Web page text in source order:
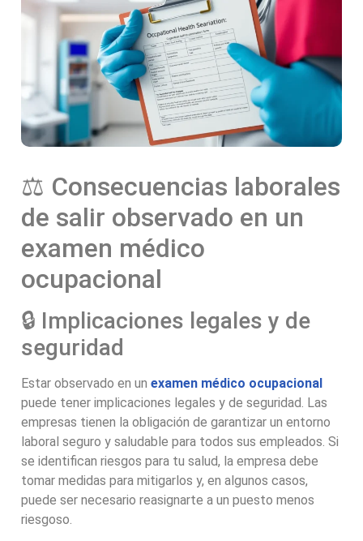
⚖️ Consecuencias laborales
de salir observado en un
examen médico
ocupacional
🔒 Implicaciones legales y de
seguridad
Estar observado en un examen médico ocupacional
puede tener implicaciones legales y de seguridad. Las
empresas tienen la obligación de garantizar un entorno
laboral seguro y saludable para todos sus empleados. Si
se identifican riesgos para tu salud, la empresa debe
tomar medidas para mitigarlos y, en algunos casos,
puede ser necesario reasignarte a un puesto menos
riesgoso.